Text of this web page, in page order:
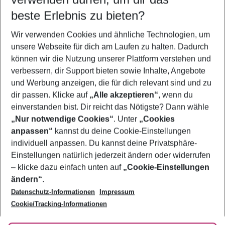
5-8 Nächte
2 Erwachsene Keine Kinder
Mehr Filter anzeigen
Footer
Footer navigation
Über uns
AGB
Bestpreisgarantie
Cookie-Einstellungen ändern
Cookie-Richtlinie
Agenturbetreuung
Barrierefreies Reisen
Folge uns
beste Erlebnis zu bieten?
Wir verwenden Cookies und ähnliche Technologien, um
unsere Webseite für dich am Laufen zu halten. Dadurch
können wir die Nutzung unserer Plattform verstehen und
verbessern, dir Support bieten sowie Inhalte, Angebote
und Werbung anzeigen, die für dich relevant sind und zu
dir passen. Klicke auf „Alle akzeptieren“, wenn du
einverstanden bist. Dir reicht das Nötigste? Dann wähle
„Nur notwendige Cookies“. Unter „Cookies
anpassen“ kannst du deine Cookie-Einstellungen
individuell anpassen. Du kannst deine Privatsphäre-
Einstellungen natürlich jederzeit ändern oder widerrufen
– klicke dazu einfach unten auf „Cookie-Einstellungen
ändern“.
Datenschutz-Informationen
Impressum
Cookie/Tracking-Informationen